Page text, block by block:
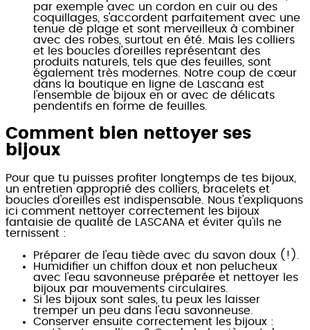
par exemple avec un cordon en cuir ou des
coquillages, s'accordent parfaitement avec une
tenue de plage et sont merveilleux à combiner
avec des robes, surtout en été. Mais les colliers
et les boucles d'oreilles représentant des
produits naturels, tels que des feuilles, sont
également très modernes. Notre coup de cœur
dans la boutique en ligne de Lascana est
l'ensemble de bijoux en or avec de délicats
pendentifs en forme de feuilles.
Comment bien nettoyer ses
bijoux
Pour que tu puisses profiter longtemps de tes bijoux,
un entretien approprié des colliers, bracelets et
boucles d'oreilles est indispensable. Nous t'expliquons
ici comment nettoyer correctement les bijoux
fantaisie de qualité de LASCANA et éviter qu'ils ne
ternissent :
Préparer de l'eau tiède avec du savon doux (!).
Humidifier un chiffon doux et non pelucheux
avec l'eau savonneuse préparée et nettoyer les
bijoux par mouvements circulaires.
Si les bijoux sont sales, tu peux les laisser
tremper un peu dans l'eau savonneuse.
Conserver ensuite correctement les bijoux :